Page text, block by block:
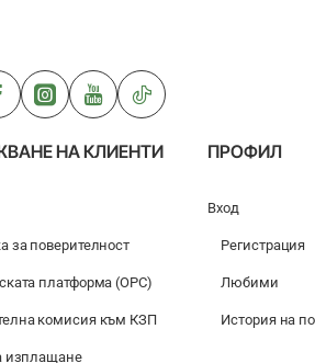
НА КЛИЕНТИ
за поверителност
платформа (ОРС)
комисия към КЗП
изплащане
ПРОФИЛ
Вход
Регистрация
Любими
История на